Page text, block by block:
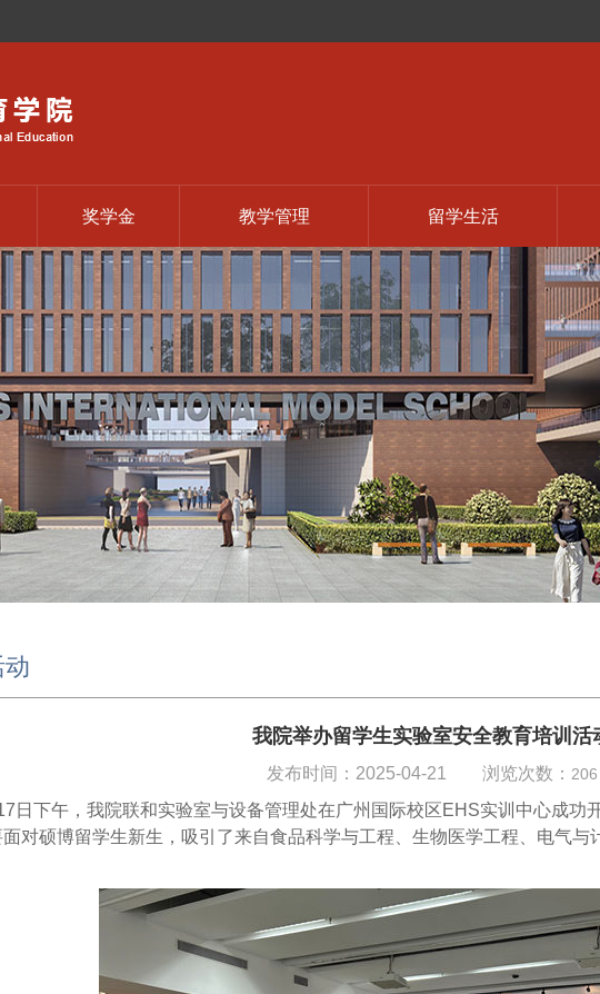
奖学金 教学管理 留学生活
我院举办留学生实验室安全教育培训活
发布时间：2025-04-21 浏览次数： 206
日下午，我院联和实验室与设备管理处在广州国际校区EHS实训中心成功
对硕博留学生新生，吸引了来自食品科学与工程、生物医学工程、电气